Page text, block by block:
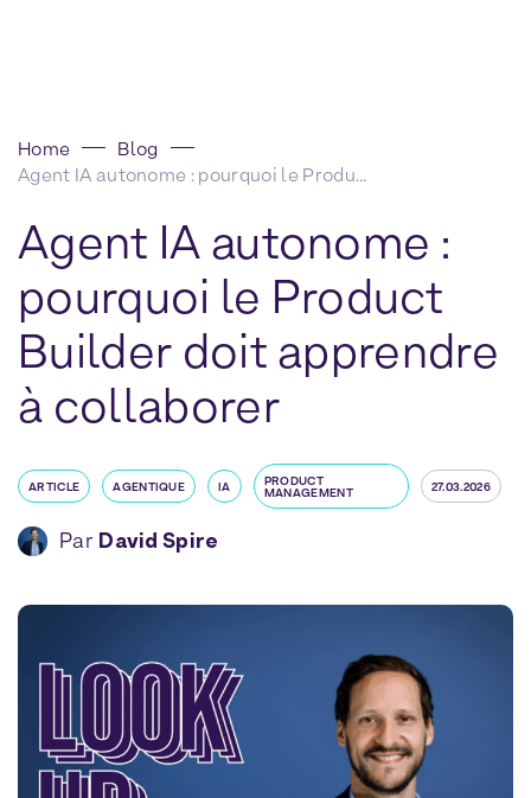
Home
Blog
Agent IA autonome : pourquoi le Product Builder doit apprendre à collaborer
Agent IA autonome :
pourquoi le Product
Builder doit apprendre
à collaborer
ARTICLE AGENTIQUE IA
PRODUCT
MANAGEMENT
27.03.2026
Par David Spire